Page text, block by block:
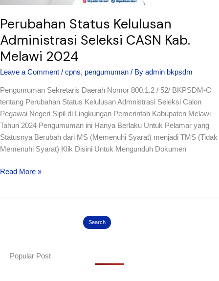
Perubahan Status Kelulusan
Administrasi Seleksi CASN Kab.
Melawi 2024
Leave a Comment / cpns, pengumuman / By admin bkpsdm
Pengumuman Sekretaris Daerah Nomor 800.1.2 / 52/ BKPSDM-C
tentang Perubahan Status Kelulusan Admnistrasi Seleksi Calon
Pegawai Negeri Sipil di Lingkungan Pemerintah Kabupaten Melawi
Tahun 2024 Pengumuman ini Hanya Berlaku Untuk Pelamar yang
Statusnya Berubah dari MS (Memenuhi Syarat) menjadi TMS (Tidak
Memenuhi Syarat) Klik Disini Untuk Mengunduh Dokumen
Read More »
Search
Popular Post